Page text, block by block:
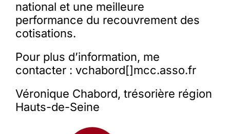
national et une meilleure
performance du recouvrement des
cotisations.
Pour plus d’information, me
contacter : vchabord[]mcc.asso.fr
Véronique Chabord, trésorière région
Hauts-de-Seine